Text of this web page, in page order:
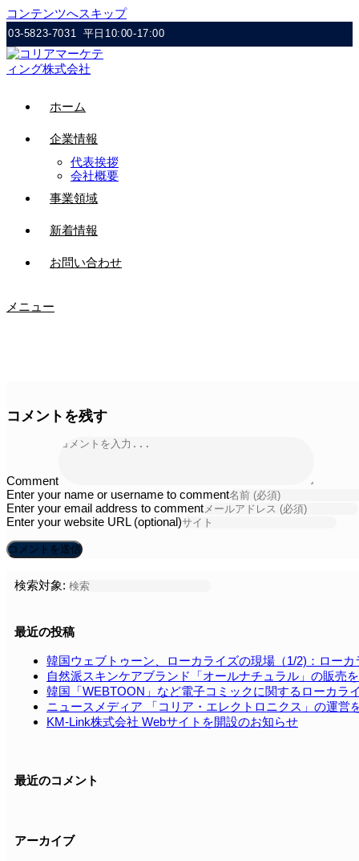
コンテンツへスキップ
03-5823-7031 平日10:00-17:00
ホーム
企業情報
代表挨拶
会社概要
事業領域
新着情報
お問い合わせ
メニュー
コメントを残す
Comment
Enter your name or username to comment
Enter your email address to comment
Enter your website URL (optional)
検索対象:
最近の投稿
韓国ウェブトゥーン、ローカライズの現場（1/2)：ロー
自然派スキンケアブランド「オールナチュラル」の販売
韓国「WEBTOON」など電⼦コミックに関するローカラ
ニュースメディア 「コリア・エレクトロニクス」の運営
KM-Link株式会社 Webサイトを開設のお知らせ
最近のコメント
アーカイブ